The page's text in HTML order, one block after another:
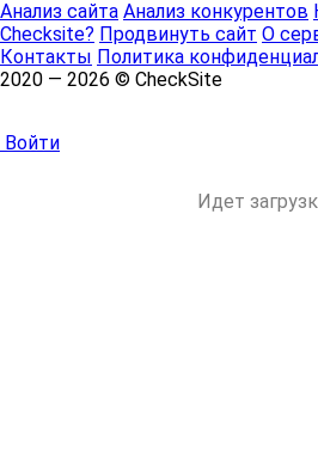
Анализ сайта Анализ конкурентов
Checksite? Продвинуть сайт О
Контакты Политика
2020 — 2026 © CheckSite
Войти
Идет